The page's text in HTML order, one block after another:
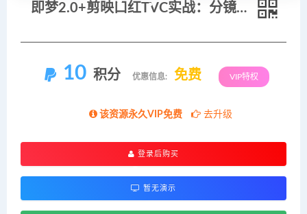
即梦2.0+剪映口红TVC实战：分镜脚本+AI成片+后期精修，零基础打造品牌级广告
10 积分 优惠信息: 免费 VIP特权
该资源永久VIP免费 去升级
登录后购买
暂无演示